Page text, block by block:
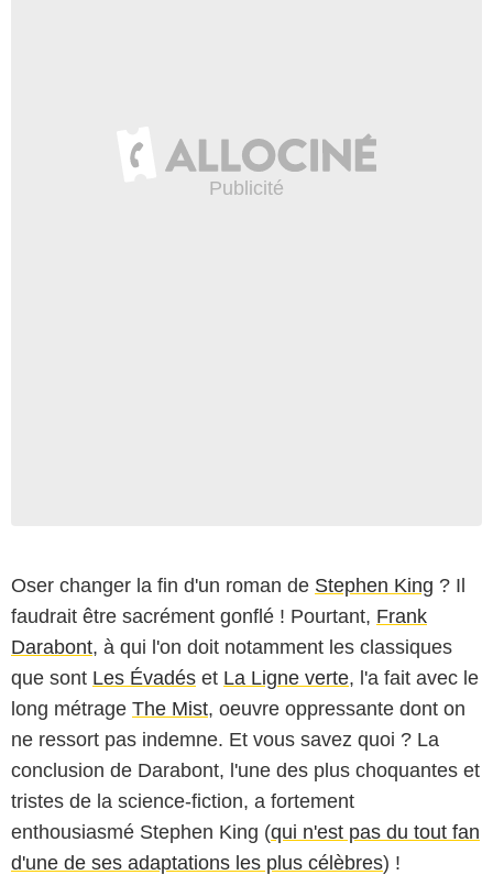
Oser changer la fin d'un roman de Stephen King ? Il
faudrait être sacrément gonflé ! Pourtant, Frank
Darabont, à qui l'on doit notamment les classiques
que sont Les Évadés et La Ligne verte, l'a fait avec le
long métrage The Mist, oeuvre oppressante dont on
ne ressort pas indemne. Et vous savez quoi ? La
conclusion de Darabont, l'une des plus choquantes et
tristes de la science-fiction, a fortement
enthousiasmé Stephen King (qui n'est pas du tout fan
d'une de ses adaptations les plus célèbres) !